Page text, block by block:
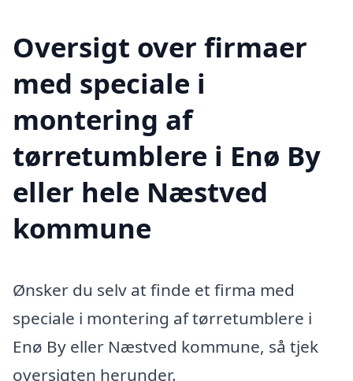
Oversigt over firmaer
med speciale i
montering af
tørretumblere i Enø By
eller hele Næstved
kommune
Ønsker du selv at finde et firma med
speciale i montering af tørretumblere i
Enø By eller Næstved kommune, så tjek
oversigten herunder.